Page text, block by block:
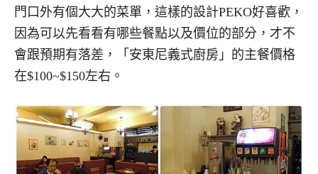
門口外有個大大的菜單，這樣的設計PEKO好喜歡，
因為可以先看看有哪些餐點以及價位的部分，才不
會跟預期有落差，「安東尼義式廚房」的主餐價格
在$100~$150左右。